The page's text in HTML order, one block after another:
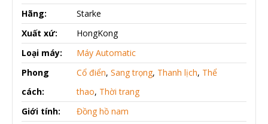
Hãng:
Starke
Xuất xứ:
HongKong
Loại máy:
Máy Automatic
Phong
cách:
Cổ điển, Sang trọng, Thanh lịch, Thể
thao, Thời trang
Giới tính:
Đồng hồ nam